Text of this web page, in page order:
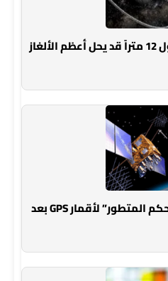
تلسكوب فضائي ضخم بطول 12 متراً قد يحل أعظم الألغاز
واشنطن توقف برنامج “التحكم المتطور” لأقمار GPS بعد